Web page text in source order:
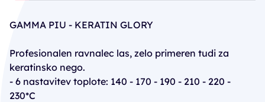
GAMMA PIU - KERATIN GLORY
Profesionalen ravnalec las, zelo primeren tudi za
keratinsko nego.
- 6 nastavitev toplote: 140 - 170 - 190 - 210 - 220 -
230*C